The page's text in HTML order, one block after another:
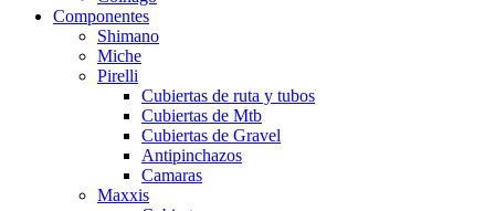
Componentes
Shimano
Miche
Pirelli
Cubiertas de ruta y tubos
Cubiertas de Mtb
Cubiertas de Gravel
Antipinchazos
Camaras
Maxxis